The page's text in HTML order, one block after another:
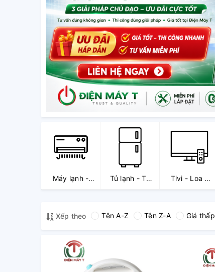
Máy lạnh -
Quạt điều hòa
Tủ lạnh - Tủ
mát - Tủ đông
Tivi - Loa -
Dàn Karaoke
Xếp theo
Tên A-Z Tên Z-A Giá